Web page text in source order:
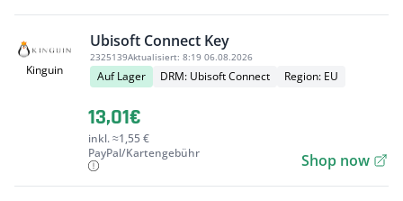
Kinguin
Ubisoft Connect Key
2325139Aktualisiert: 8:19 06.08.2026
Auf Lager DRM: Ubisoft Connect Region: EU
13,01€
inkl. ≈1,55 €
PayPal/Kartengebühr
Shop now